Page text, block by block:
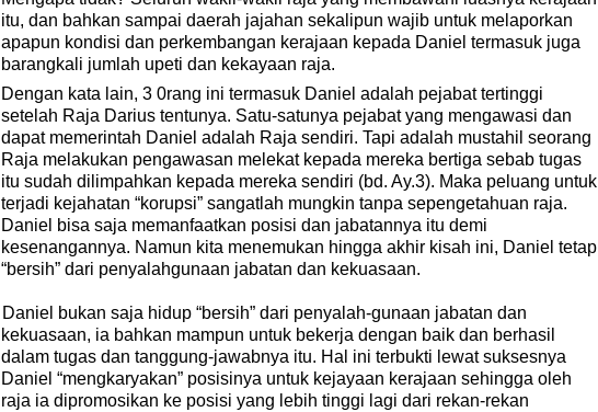
itu, dan bahkan sampai daerah jajahan sekalipun wajib untuk melaporkan
apapun kondisi dan perkembangan kerajaan kepada Daniel termasuk juga
barangkali jumlah upeti dan kekayaan raja.
Dengan kata lain, 3 0rang ini termasuk Daniel adalah pejabat tertinggi
setelah Raja Darius tentunya. Satu-satunya pejabat yang mengawasi dan
dapat memerintah Daniel adalah Raja sendiri. Tapi adalah mustahil seorang
Raja melakukan pengawasan melekat kepada mereka bertiga sebab tugas
itu sudah dilimpahkan kepada mereka sendiri (bd. Ay.3). Maka peluang untuk
terjadi kejahatan “korupsi” sangatlah mungkin tanpa sepengetahuan raja.
Daniel bisa saja memanfaatkan posisi dan jabatannya itu demi
kesenangannya. Namun kita menemukan hingga akhir kisah ini, Daniel tetap
“bersih” dari penyalahgunaan jabatan dan kekuasaan.
Daniel bukan saja hidup “bersih” dari penyalah-gunaan jabatan dan
kekuasaan, ia bahkan mampun untuk bekerja dengan baik dan berhasil
dalam tugas dan tanggung-jawabnya itu. Hal ini terbukti lewat suksesnya
Daniel “mengkaryakan” posisinya untuk kejayaan kerajaan sehingga oleh
raja ia dipromosikan ke posisi yang lebih tinggi lagi dari rekan-rekan